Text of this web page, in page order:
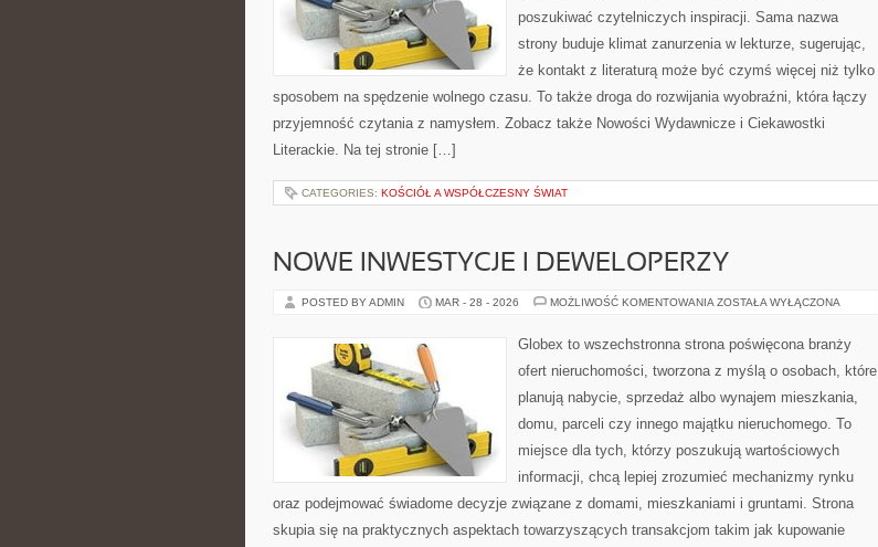
poszukiwać czytelniczych inspiracji. Sama nazwa
strony buduje klimat zanurzenia w lekturze, sugerując,
że kontakt z literaturą może być czymś więcej niż tylko
sposobem na spędzenie wolnego czasu. To także droga do rozwijania wyobraźni, która łączy
przyjemność czytania z namysłem. Zobacz także Nowości Wydawnicze i Ciekawostki
Literackie. Na tej stronie […]
CATEGORIES: KOŚCIÓŁ A WSPÓŁCZESNY ŚWIAT
NOWE INWESTYCJE I DEWELOPERZY
POSTED BY ADMIN MAR - 28 - 2026 MOŻLIWOŚĆ KOMENTOWANIA NOWE
DEWELOPERZY
ZOSTAŁA WYŁĄCZONA
Globex to wszechstronna strona poświęcona branży
ofert nieruchomości, tworzona z myślą o osobach, które
planują nabycie, sprzedaż albo wynajem mieszkania,
domu, parceli czy innego majątku nieruchomego. To
miejsce dla tych, którzy poszukują wartościowych
informacji, chcą lepiej zrozumieć mechanizmy rynku
oraz podejmować świadome decyzje związane z domami, mieszkaniami i gruntami. Strona
skupia się na praktycznych aspektach towarzyszących transakcjom takim jak kupowanie